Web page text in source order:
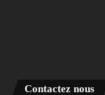
Contactez nous